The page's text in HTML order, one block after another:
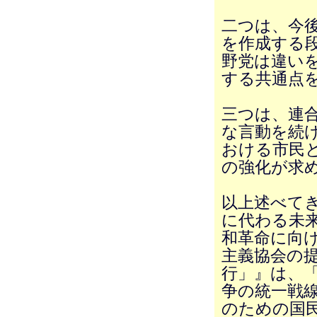
二つは、今
を作成する
野党は違い
する共通点
三つは、連
な言動を続
おける市民
の強化が求
以上述べて
に代わる未
和革命に向
主義協会の
行」』は、
争の統一戦
のための国